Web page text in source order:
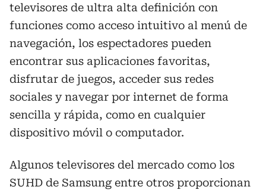
televisores de ultra alta definición con
funciones como acceso intuitivo al menú de
navegación, los espectadores pueden
encontrar sus aplicaciones favoritas,
disfrutar de juegos, acceder sus redes
sociales y navegar por internet de forma
sencilla y rápida, como en cualquier
dispositivo móvil o computador.
Algunos televisores del mercado como los
SUHD de Samsung entre otros proporcionan